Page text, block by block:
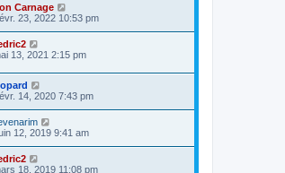
Carnage
23, 2022 10:53 pm
13, 2021 2:15 pm
14, 2020 7:43 pm
12, 2019 9:41 am
18, 2019 11:08 pm